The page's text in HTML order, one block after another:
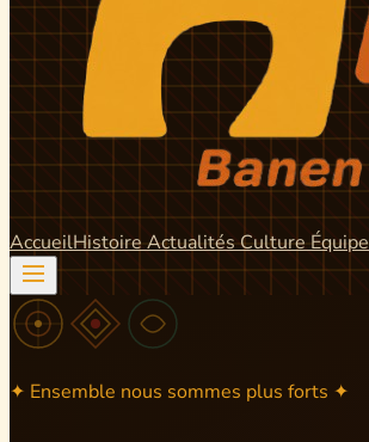
AccueilHistoire ActualitésCulture Équipe
✦ Ensemble nous sommes plus forts ✦